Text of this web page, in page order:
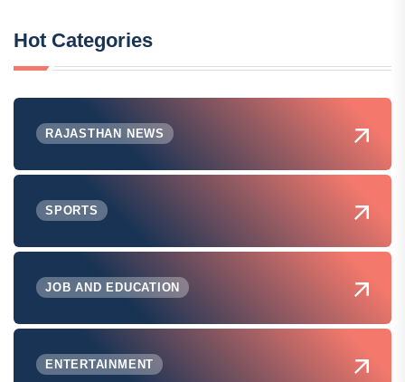
Hot Categories
RAJASTHAN NEWS
SPORTS
JOB AND EDUCATION
ENTERTAINMENT